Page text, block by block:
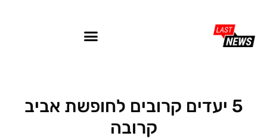
5 יעדים קרובים לחופשת אביב
קרובה